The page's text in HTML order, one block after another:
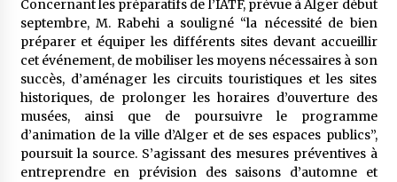
Tradition orale/ D’où viennent les contes et à
5 ans ago
Concernant les préparatifs de l’IATF, prévue à Alger début
septembre, M. Rabehi a souligné “la nécessité de bien
préparer et équiper les différents sites devant accueillir
cet événement, de mobiliser les moyens nécessaires à son
succès, d’aménager les circuits touristiques et les sites
historiques, de prolonger les horaires d’ouverture des
musées, ainsi que de poursuivre le programme
d’animation de la ville d’Alger et de ses espaces publics”,
poursuit la source. S’agissant des mesures préventives à
entreprendre en prévision des saisons d’automne et